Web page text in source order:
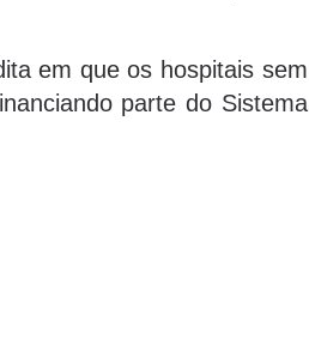
em que os hospitais sem
parte do Sistema